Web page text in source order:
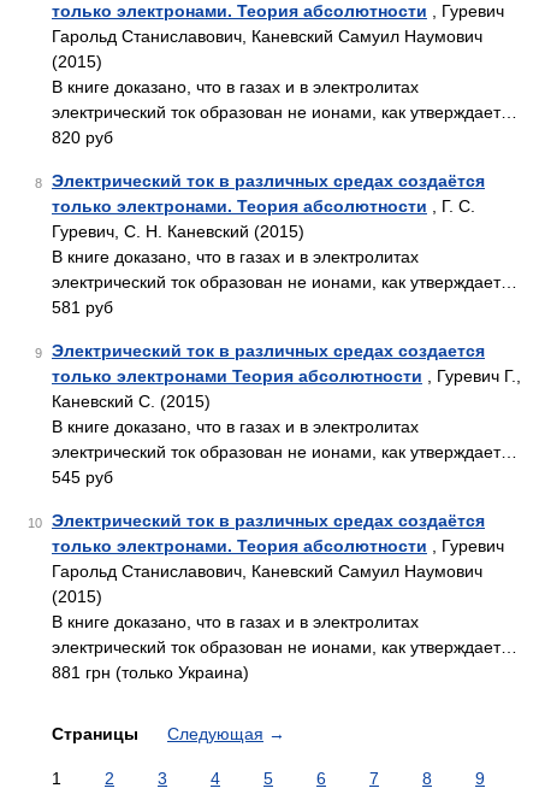
только электронами. Теория абсолютности , Гуревич
Гарольд Станиславович, Каневский Самуил Наумович
(2015)
В книге доказано, что в газах и в электролитах
электрический ток образован не ионами, как утверждает…
820 руб
8
Электрический ток в различных средах создаётся
только электронами. Теория абсолютности , Г. С.
Гуревич, С. Н. Каневский (2015)
В книге доказано, что в газах и в электролитах
электрический ток образован не ионами, как утверждает…
581 руб
9
Электрический ток в различных средах создается
только электронами Теория абсолютности , Гуревич Г.,
Каневский С. (2015)
В книге доказано, что в газах и в электролитах
электрический ток образован не ионами, как утверждает…
545 руб
10
Электрический ток в различных средах создаётся
только электронами. Теория абсолютности , Гуревич
Гарольд Станиславович, Каневский Самуил Наумович
(2015)
В книге доказано, что в газах и в электролитах
электрический ток образован не ионами, как утверждает…
881 грн (только Украина)
Страницы Следующая →
1 2 3 4 5 6 7 8
9